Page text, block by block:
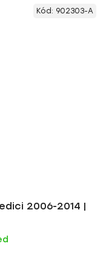
2006-2014 |
Kód: 902303-A